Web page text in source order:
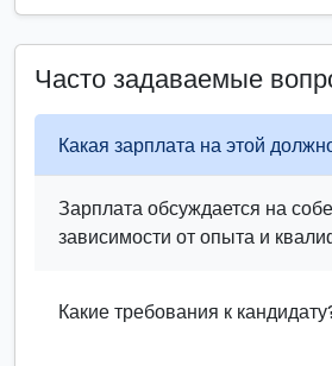
Часто задаваемые
Какая зарплата на этой
Зарплата обсуждается на
зависимости от опыта и
Какие требования к